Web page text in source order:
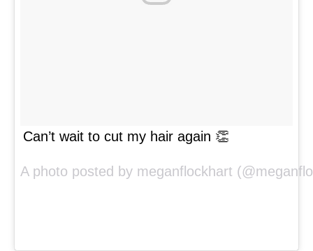
Can’t wait to cut my hair again 👏
A photo posted by meganflockhart